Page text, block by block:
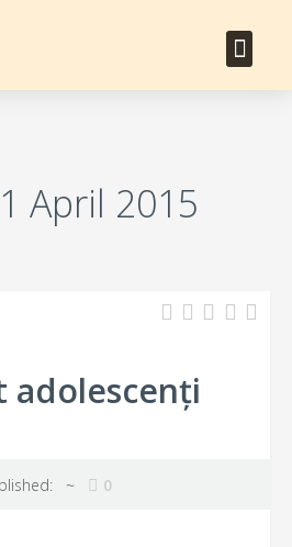
April 2015
adolescenți
~ 0